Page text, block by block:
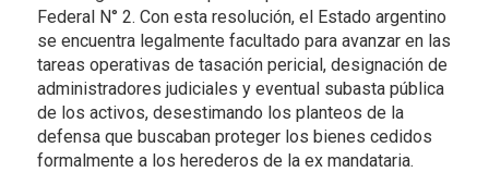
Federal N° 2. Con esta resolución, el Estado argentino
se encuentra legalmente facultado para avanzar en las
tareas operativas de tasación pericial, designación de
administradores judiciales y eventual subasta pública
de los activos, desestimando los planteos de la
defensa que buscaban proteger los bienes cedidos
formalmente a los herederos de la ex mandataria.